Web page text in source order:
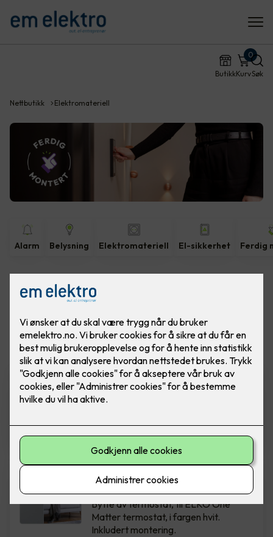
ButikkKurv
0
Søk
Nettbutikk Elektromateriell
Alarm Belysning Elektromateriell El-sikkerhet Ferdig
Vis flerefiltre
ELKO Dimmer - RS16/315 LED
Ferdig montert utskift dimmer
2,290,-
One Hvit
Bytte av termostat, til ELKO One
Matter termostat, i fargen hvit.
Inkludert montering.